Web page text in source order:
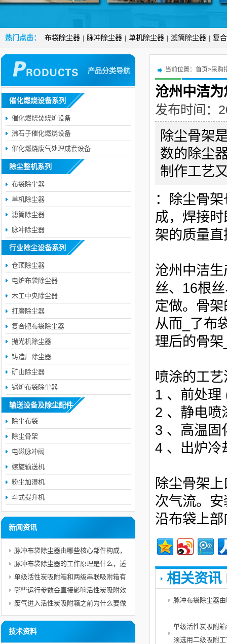
热门点击： 布袋除尘器 脉冲除尘器 单机除尘器 滤筒除尘器 复
当前位置： 首页>采购
沧州中洁
发布时间：
除尘骨架
数的除尘
制作工艺
：除尘骨
成，焊接
架的质量
沧州中洁
丝、16根
定做。骨
从而_了布
理后的骨
喷涂的工
1 、前处
2 、静电
3 、高温
4 、出炉冷
除尘骨架
次气流。
沿布袋上
相关资讯
脉冲布袋除尘器
单级活性炭吸附
须选用二级吸附
产品分类导航
催化燃烧设备系列
催化燃烧焚烧炉设备
沸石子催化燃烧设备
催化燃烧废气处理成套设备
除尘整机系列
布袋除尘器
单机除尘器
滤筒除尘器
脉冲除尘器
行业除尘设备系列
仓顶除尘器
电炉布袋除尘器
木工中央除尘器
打磨除尘器
复合肥布袋除尘器
抛光机除尘器
铸造厂除尘器
矿山除尘器
锅炉布袋除尘器
输送设备及除尘配件
除尘布袋
除尘骨架
电磁脉冲阀
螺旋输送机
粉尘加湿机
斗式提升机
新闻资讯
脉冲布袋除尘器由哪些核心部件构成，
各自承担什么作用？
脉冲布袋除尘器的工作原理是什么，适
合处理哪些粉尘工况？
单级活性炭吸附箱和两级串联吸附箱有
什么区别，哪些工况须选用二级吸附工
艺？
哪些运行参数会直接影响活性炭吸附效
率，日常运行如何管控参数长期达标？
废气进入活性炭吸附箱之前为什么要做
预处理
技术资料